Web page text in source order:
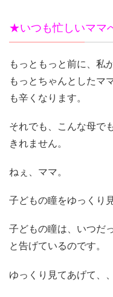
★いつも忙しいママ
もっともっと前に、私
もっとちゃんとしたマ
も辛くなります。
それでも、こんな母で
きれません。
ねぇ、ママ。
子どもの瞳をゆっくり
子どもの瞳は、いつだ
と告げているのです。
ゆっくり見てあげて、、